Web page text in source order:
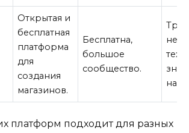
Открытая и
бесплатная
платформа
для
создания
магазинов.
Бесплатна,
большое
сообщество.
платформ подходит для разных